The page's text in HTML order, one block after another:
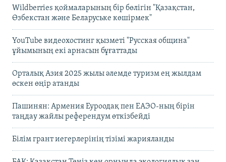
Wildberries қоймаларының бір бөлігін "Қазақстан,
Өзбекстан және Беларуське көшірмек"
YouTube видеохостинг қызметі "Русская община"
ұйымының екі арнасын бұғаттады
Орталық Азия 2025 жылы әлемде туризм ең жылдам
өскен өңір атанды
Пашинян: Армения Еуроодақ пен ЕАЭО-ның бірін
таңдау жайлы референдум өткізбейді
Білім грант иегерлерінің тізімі жарияланды